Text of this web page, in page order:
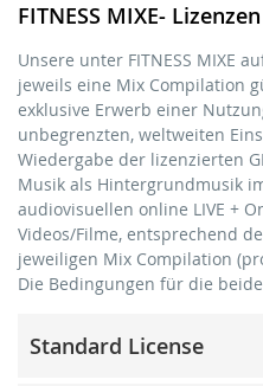
FITNESS MIXE- Lizenzen
Unsere unter FITNESS MIXE
jeweils eine Mix Compilation
exklusive Erwerb einer
unbegrenzten, weltweiten
Wiedergabe der lizenzierten
Musik als Hintergrundmusik
audiovisuellen online LIVE +
Videos/Filme, entsprechend
jeweiligen Mix Compilation
Die Bedingungen für die
Standard License